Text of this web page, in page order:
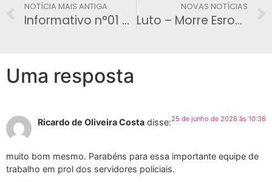
NOTÍCIA MAIS ANTIGA
Informativo n°01 – Visita a Brasilia
NOVAS NOTÍCIAS
Luto – Morre Esron Penha de de Menezes. – 2009
Uma resposta
Ricardo de Oliveira Costa disse:25 de junho de 2026 às 10:36
muito bom mesmo. Parabéns para essa importante equipe de
trabalho em prol dos servidores policiais.